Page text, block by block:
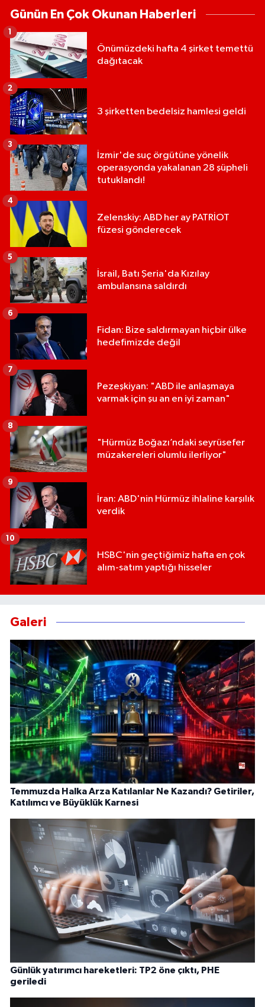
Günün En Çok Okunan Haberleri
Önümüzdeki hafta 4 şirket temettü
dağıtacak
1
3 şirketten bedelsiz hamlesi geldi
2
İzmir'de suç örgütüne yönelik
operasyonda yakalanan 28 şüpheli
tutuklandı!
3
Zelenskiy: ABD her ay PATRİOT
füzesi gönderecek
4
İsrail, Batı Şeria'da Kızılay
ambulansına saldırdı
5
Fidan: Bize saldırmayan hiçbir ülke
hedefimizde değil
6
Pezeşkiyan: "ABD ile anlaşmaya
varmak için şu an en iyi zaman"
7
"Hürmüz Boğazı’ndaki seyrüsefer
müzakereleri olumlu ilerliyor"
8
İran: ABD'nin Hürmüz ihlaline karşılık
verdik
9
HSBC'nin geçtiğimiz hafta en çok
alım-satım yaptığı hisseler
10
Galeri
Temmuzda Halka Arza Katılanlar Ne Kazandı? Getiriler,
Katılımcı ve Büyüklük Karnesi
Günlük yatırımcı hareketleri: TP2 öne çıktı, PHE
geriledi